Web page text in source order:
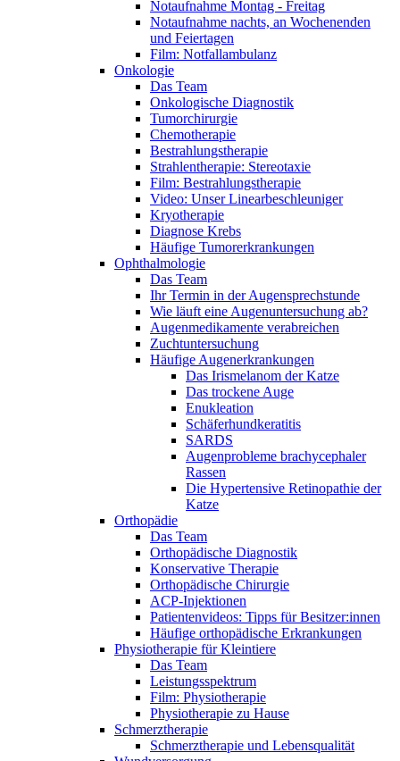
Notaufnahme Montag - Freitag
Notaufnahme nachts, an Wochenenden
und Feiertagen
Film: Notfallambulanz
Onkologie
Das Team
Onkologische Diagnostik
Tumorchirurgie
Chemotherapie
Bestrahlungstherapie
Strahlentherapie: Stereotaxie
Film: Bestrahlungstherapie
Video: Unser Linearbeschleuniger
Kryotherapie
Diagnose Krebs
Häufige Tumorerkrankungen
Ophthalmologie
Das Team
Ihr Termin in der Augensprechstunde
Wie läuft eine Augenuntersuchung ab?
Augenmedikamente verabreichen
Zuchtuntersuchung
Häufige Augenerkrankungen
Das Irismelanom der Katze
Das trockene Auge
Enukleation
Schäferhundkeratitis
SARDS
Augenprobleme brachycephaler
Rassen
Die Hypertensive Retinopathie der
Katze
Orthopädie
Das Team
Orthopädische Diagnostik
Konservative Therapie
Orthopädische Chirurgie
ACP-Injektionen
Patientenvideos: Tipps für Besitzer:innen
Häufige orthopädische Erkrankungen
Physiotherapie für Kleintiere
Das Team
Leistungsspektrum
Film: Physiotherapie
Physiotherapie zu Hause
Schmerztherapie
Schmerztherapie und Lebensqualität